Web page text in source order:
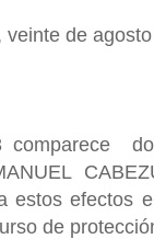
veinte de
comparece
estos efectos
de